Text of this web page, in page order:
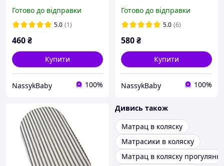
Готово до відправки
5.0 (1)
460₴
Купити
NassykBaby 100%
Готово до відправки
5.0 (6)
580₴
Купити
NassykBaby 100%
Дивись також
Матрац в коляску
Матрасики в коляску
Матрац в коляску прогулянку